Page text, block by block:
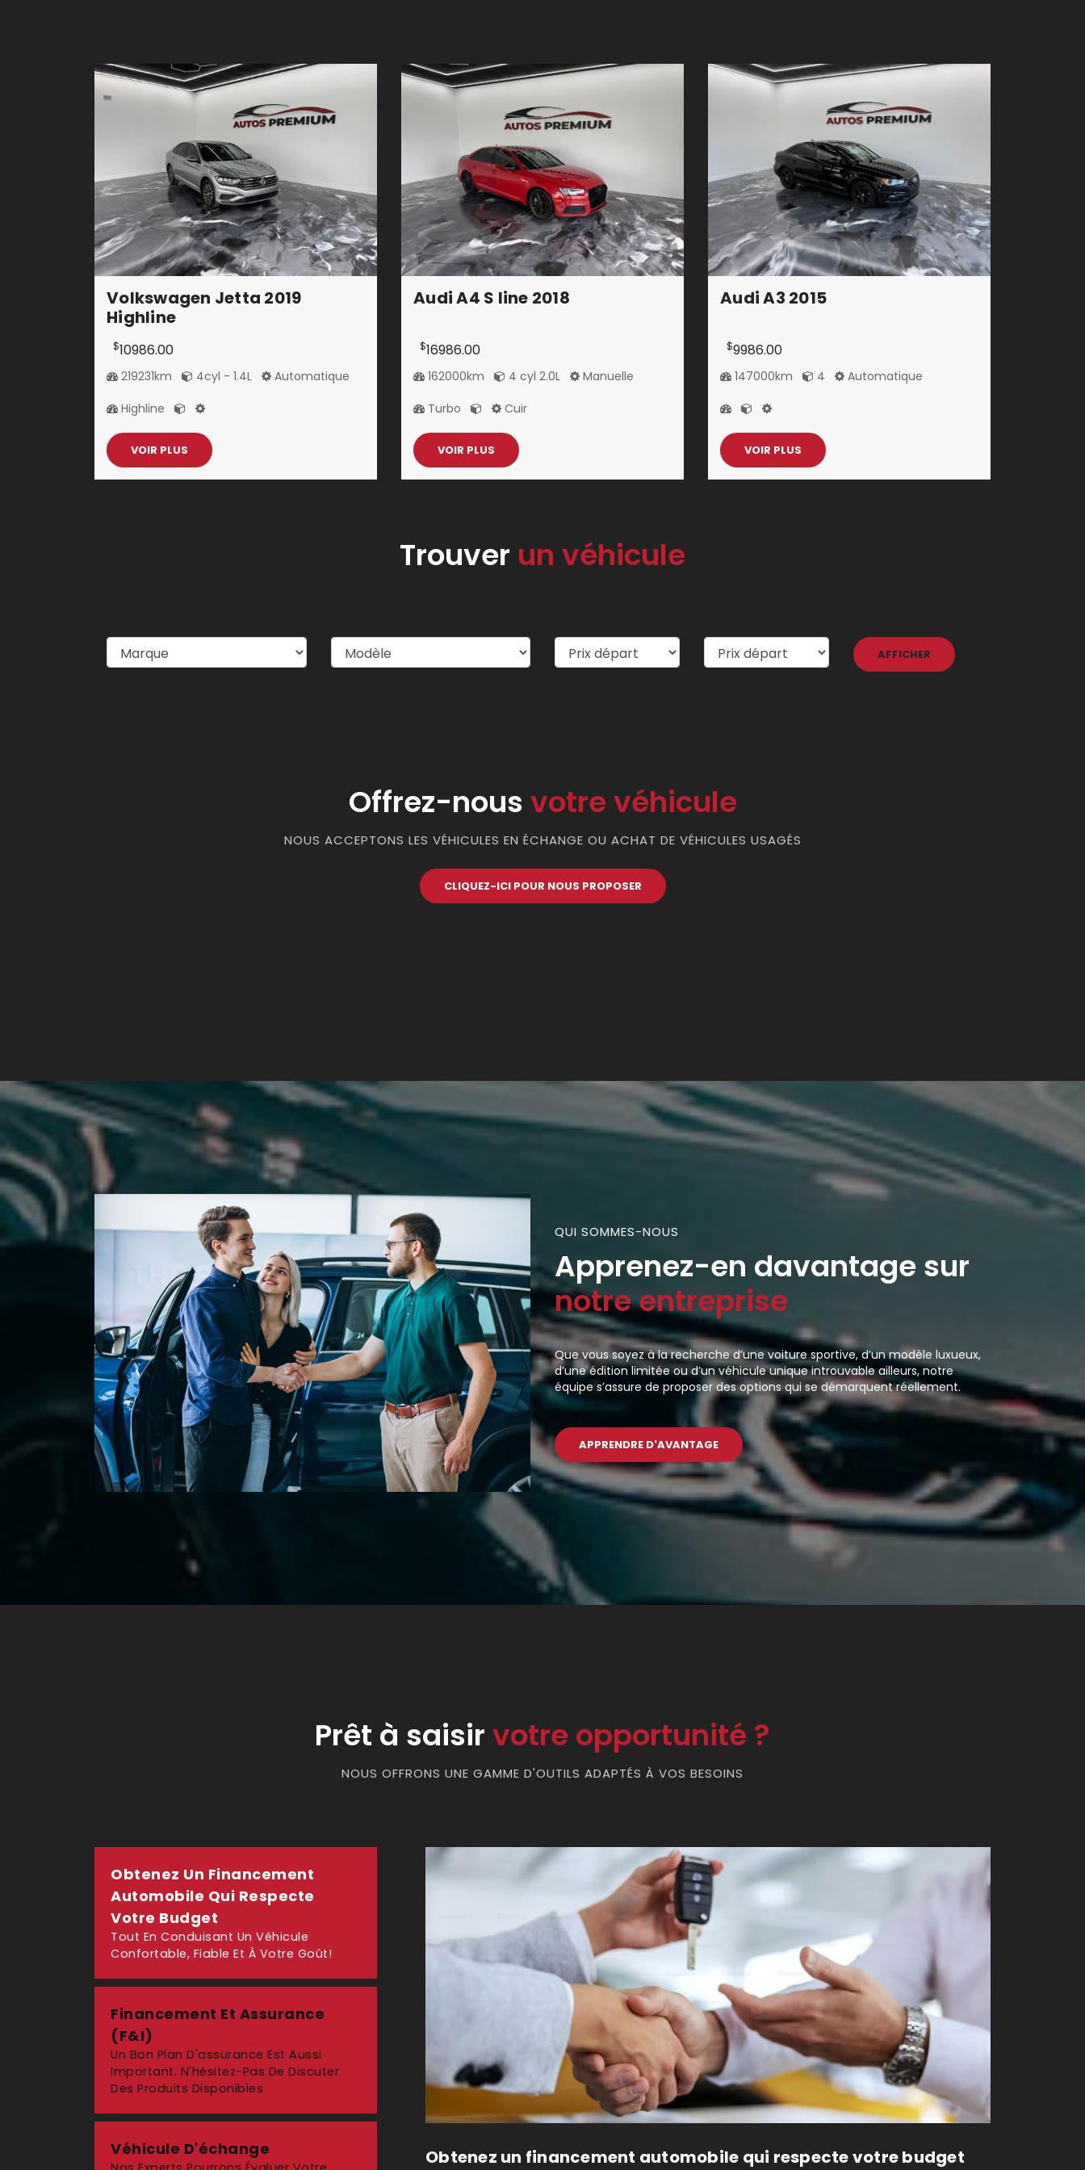
Volkswagen Jetta 2019
Highline
$10986.00
219231km 4cyl - 1.4L
Automatique
Highline
VOIR PLUS
Audi A4 S line 2018
$16986.00
162000km 4 cyl 2.0L
Manuelle
Turbo
Cuir
VOIR PLUS
Audi A3 2015
$9986.00
147000km 4 Automatique
VOIR PLUS
Trouver un véhicule
AFFICHER
Offrez-nous votre véhicule
NOUS ACCEPTONS LES VÉHICULES EN ÉCHANGE OU ACHAT DE VÉHICULES USAGÉS
CLIQUEZ-ICI POUR NOUS PROPOSER
QUI SOMMES-NOUS
Apprenez-en davantage sur
notre entreprise
Que vous soyez à la recherche d’une voiture sportive, d’un modèle luxueux,
d’une édition limitée ou d’un véhicule unique introuvable ailleurs, notre
équipe s’assure de proposer des options qui se démarquent réellement.
APPRENDRE D'AVANTAGE
Prêt à saisirvotre opportunité ?
NOUS OFFRONS UNE GAMME D'OUTILS ADAPTÉS À VOS BESOINS
Obtenez Un Financement
Automobile Qui Respecte
Votre Budget
Tout En Conduisant Un Véhicule
Confortable, Fiable Et À Votre Goût!
Financement Et Assurance
(F&I)
Un Bon Plan D'assurance Est Aussi
Important. N'hésitez-Pas De Discuter
Des Produits Disponibles
Véhicule D'échange Obtenez un financement automobile qui respecte votre budget